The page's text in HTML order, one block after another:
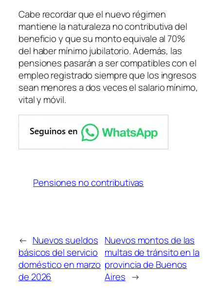
Cabe recordar que el nuevo régimen
mantiene la naturaleza no contributiva del
beneficio y que su monto equivale al 70%
del haber mínimo jubilatorio. Además, las
pensiones pasarán a ser compatibles con el
empleo registrado siempre que los ingresos
sean menores a dos veces el salario mínimo,
vital y móvil.
Pensiones no contributivas
← Nuevos sueldos
básicos del servicio
doméstico en marzo
de 2026
Nuevos montos de las
multas de tránsito en la
provincia de Buenos
Aires →